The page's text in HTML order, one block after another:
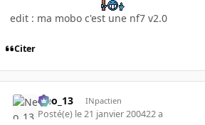
edit : ma mobo c'est une nf7 v2.0
Citer
Neo_13 INpactien
Posté(e) le 21 janvier 200422 a